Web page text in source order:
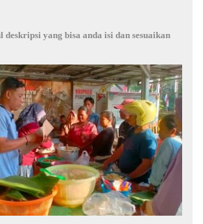
yang bisa anda isi dan sesuaikan